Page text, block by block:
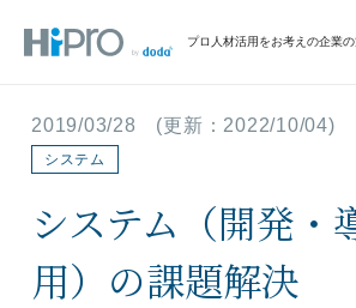
プロ人材活用をお考えの企業
2019/03/28 (更新： 2022/10/04)
システム
システム（開発・
用）の課題解決